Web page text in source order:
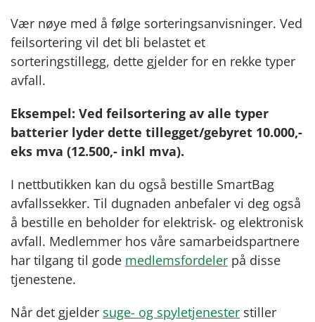
Vær nøye med å følge sorteringsanvisninger. Ved
feilsortering vil det bli belastet et
sorteringstillegg, dette gjelder for en rekke typer
avfall.
Eksempel: Ved feilsortering av alle typer
batterier lyder dette tillegget/gebyret 10.000,-
eks mva (12.500,- inkl mva).
I nettbutikken kan du også bestille SmartBag
avfallssekker. Til dugnaden anbefaler vi deg også
å bestille en beholder for elektrisk- og elektronisk
avfall. Medlemmer hos våre samarbeidspartnere
har tilgang til gode medlemsfordeler på disse
tjenestene.
Når det gjelder suge- og spyletjenester stiller